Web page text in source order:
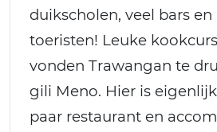
duikscholen, veel bars en
toeristen! Leuke
vonden Trawangan te
gili Meno. Hier is
paar restaurant en